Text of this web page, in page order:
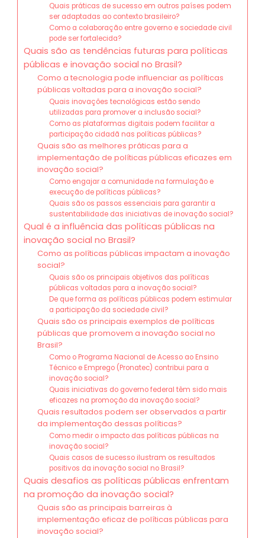
Quais práticas de sucesso em outros países podem
ser adaptadas ao contexto brasileiro?
Como a colaboração entre governo e sociedade civil
pode ser fortalecida?
Quais são as tendências futuras para políticas
públicas e inovação social no Brasil?
Como a tecnologia pode influenciar as políticas
públicas voltadas para a inovação social?
Quais inovações tecnológicas estão sendo
utilizadas para promover a inclusão social?
Como as plataformas digitais podem facilitar a
participação cidadã nas políticas públicas?
Quais são as melhores práticas para a
implementação de políticas públicas eficazes em
inovação social?
Como engajar a comunidade na formulação e
execução de políticas públicas?
Quais são os passos essenciais para garantir a
sustentabilidade das iniciativas de inovação social?
Qual é a influência das políticas públicas na
inovação social no Brasil?
Como as políticas públicas impactam a inovação
social?
Quais são os principais objetivos das políticas
públicas voltadas para a inovação social?
De que forma as políticas públicas podem estimular
a participação da sociedade civil?
Quais são os principais exemplos de políticas
públicas que promovem a inovação social no
Brasil?
Como o Programa Nacional de Acesso ao Ensino
Técnico e Emprego (Pronatec) contribui para a
inovação social?
Quais iniciativas do governo federal têm sido mais
eficazes na promoção da inovação social?
Quais resultados podem ser observados a partir
da implementação dessas políticas?
Como medir o impacto das políticas públicas na
inovação social?
Quais casos de sucesso ilustram os resultados
positivos da inovação social no Brasil?
Quais desafios as políticas públicas enfrentam
na promoção da inovação social?
Quais são as principais barreiras à
implementação eficaz de políticas públicas para
inovação social?